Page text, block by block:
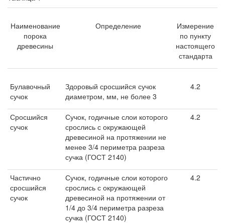
Наименование
порока
древесины
Определение
Измерение
по пункту
настоящего
стандарта
Булавочный
сучок
Здоровый сросшийся сучок
диаметром, мм, не более 3
4.2
Сросшийся
сучок
Сучок, годичные слои которого
срослись с окружающей
древесиной на протяжении не
менее 3/4 периметра разреза
сучка (ГОСТ 2140)
4.2
Частично
сросшийся
сучок
Сучок, годичные слои которого
срослись с окружающей
древесиной на протяжении от
1/4 до 3/4 периметра разреза
сучка (ГОСТ 2140)
4.2